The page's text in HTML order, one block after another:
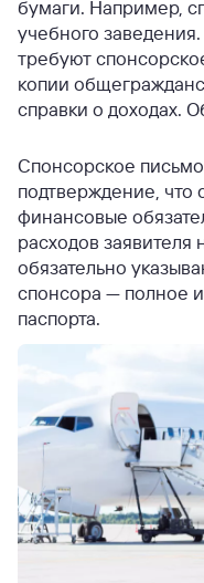
бумаги. Например,
учебного
требуют
копии
справки о доходах.
Спонсорское
подтверждение, что
финансовые
расходов заявителя
обязательно
спонсора — полное
паспорта.